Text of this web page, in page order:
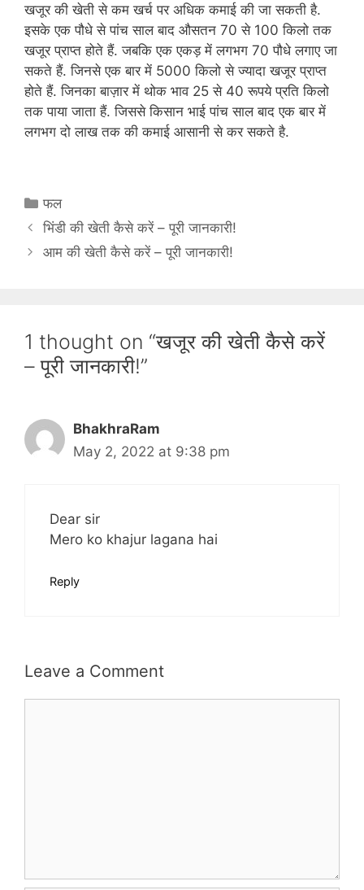
खजूर की खेती से कम खर्च पर अधिक कमाई की जा सकती है.
इसके एक पौधे से पांच साल बाद औसतन 70 से 100 किलो तक
खजूर प्राप्त होते हैं. जबकि एक एकड़ में लगभग 70 पौधे लगाए जा
सकते हैं. जिनसे एक बार में 5000 किलो से ज्यादा खजूर प्राप्त
होते हैं. जिनका बाज़ार में थोक भाव 25 से 40 रूपये प्रति किलो
तक पाया जाता हैं. जिससे किसान भाई पांच साल बाद एक बार में
लगभग दो लाख तक की कमाई आसानी से कर सकते है.
C
a
e
i
e
s
फल
भिंडी की खेती कैसे करें – पूरी जानकारी!
आम की खेती कैसे करें – पूरी जानकारी!
1 thought on “खजूर की खेती कैसे करें
– पूरी जानकारी!”
BhakhraRam
May 2, 2022 at 9:38 pm
Dear sir
Mero ko khajur lagana hai
Reply
Leave a Comment